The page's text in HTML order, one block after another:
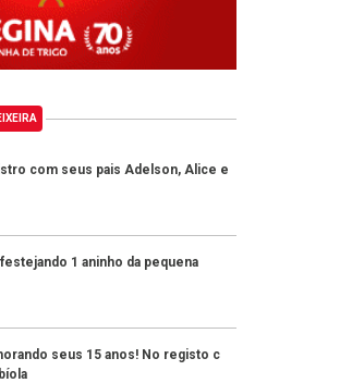
com seus pais Adelson, Alice e
1 aninho da pequena
seus 15 anos! No registo c